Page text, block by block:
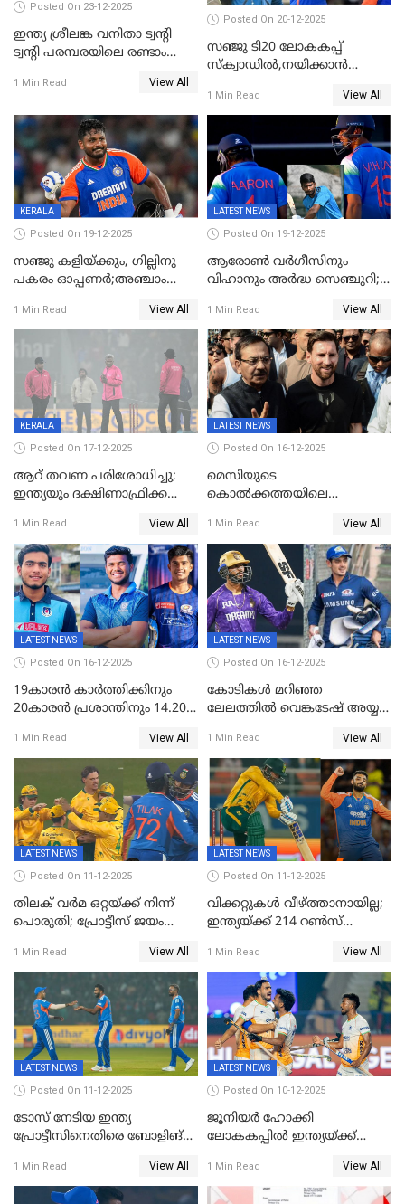
Posted On 23-12-2025
ഇന്ത്യ ശ്രീലങ്ക വനിതാ ട്വന്റി
ട്വന്റി പരമ്പരയിലെ രണ്ടാം
1 Min Read View All
Posted On 20-12-2025
സഞ്ജു ടി20 ലോകകപ്പ്
സ്‌ക്വാഡിൽ,നയിക്കാൻ
പ്രഖ്യാപിച്ച് ബി.സി.സി.ഐ
1 Min Read View All
KERALA
Posted On 19-12-2025
സഞ്ജു കളിയ്ക്കും, ഗില്ലിനു
പകരം ഓപ്പണർ;അഞ്ചാം
മാറ്റം
1 Min Read View All
LATEST NEWS
Posted On 19-12-2025
ആരോൺ വർഗീസിനും
വിഹാനും അർദ്ധ സെഞ്ചുറി;
ഇന്ത്യ ഫൈനലിൽ
1 Min Read View All
KERALA
Posted On 17-12-2025
ആറ് തവണ പരിശോധിച്ചു;
ഇന്ത്യയും ദക്ഷിണാഫ്രിക്കയും
ഉപേക്ഷിച്ചു
1 Min Read View All
LATEST NEWS
Posted On 16-12-2025
മെസിയുടെ
കൊൽക്കത്തയിലെ
സംഘർഷം: കായിക മന്ത്രി
അരൂപ് ബിശ്വാസ് രാജിവച്ചു
1 Min Read View All
LATEST NEWS
Posted On 16-12-2025
19കാരൻ കാർത്തിക്കിനും
20കാരൻ പ്രശാന്തിനും 14.20
കോടിക്ക് ഡൽഹിയിൽ;
മലയാളി താരം വിഘ്നേഷ്
പുത്തുർ രാജസ്ഥാനിൽ
1 Min Read View All
LATEST NEWS
Posted On 16-12-2025
കോടികൾ മറിഞ്ഞ
ലേലത്തിൽ വെങ്കടേഷ് അയ്യര്‍
ബംഗളൂരുവില്‍; ക്വിന്റണ്‍ ഡി
കോക്ക് മുംബൈ
ഇന്ത്യന്‍സില്‍; 25കോടിക്ക്
കാമറൂൺ ഗ്രീൻ
കൊൽക്കത്തയിൽ
1 Min Read View All
LATEST NEWS
Posted On 11-12-2025
തിലക് വർമ ഒറ്റയ്ക്ക് നിന്ന്
പൊരുതി; പ്രോട്ടീസ് ജയം
1 Min Read View All
LATEST NEWS
Posted On 11-12-2025
വിക്കറ്റുകൾ വീഴ്ത്താനായില്ല;
ഇന്ത്യയ്ക്ക് 214 റൺസ്
ഡികോക്ക് കസറി
1 Min Read View All
LATEST NEWS
Posted On 11-12-2025
ടോസ് നേടിയ ഇന്ത്യ
പ്രോട്ടീസിനെതിരെ ബോളിങ്
1 Min Read View All
LATEST NEWS
Posted On 10-12-2025
ജൂനിയര്‍ ഹോക്കി
ലോകകപ്പിൽ ഇന്ത്യയ്ക്ക്
1 Min Read View All